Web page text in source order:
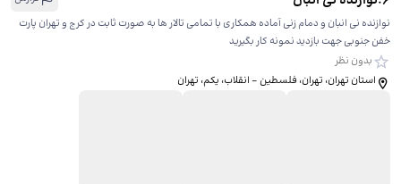
نوازنده نی انبان و دمام زنی آماده همکاری با تمامی تالار ها به صورت ثابت در کرج و تهران پارت
خفن جنوبی جهت بازدید نمونه کار بگیرید
بدون نظر
استان تهران، تهران، فلسطین - انقلاب، یکم، ​تهران